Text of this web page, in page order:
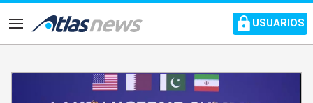
common.go-to-content
Navegación
USUARIOS